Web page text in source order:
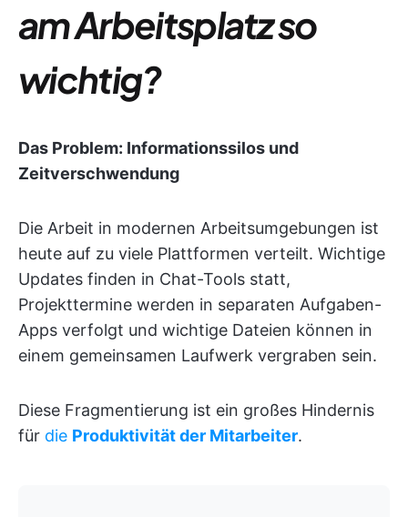
am Arbeitsplatz so
wichtig?
Das Problem: Informationssilos und
Zeitverschwendung
Die Arbeit in modernen Arbeitsumgebungen ist
heute auf zu viele Plattformen verteilt. Wichtige
Updates finden in Chat-Tools statt,
Projekttermine werden in separaten Aufgaben-
Apps verfolgt und wichtige Dateien können in
einem gemeinsamen Laufwerk vergraben sein.
Diese Fragmentierung ist ein großes Hindernis
für die Produktivität der Mitarbeiter.